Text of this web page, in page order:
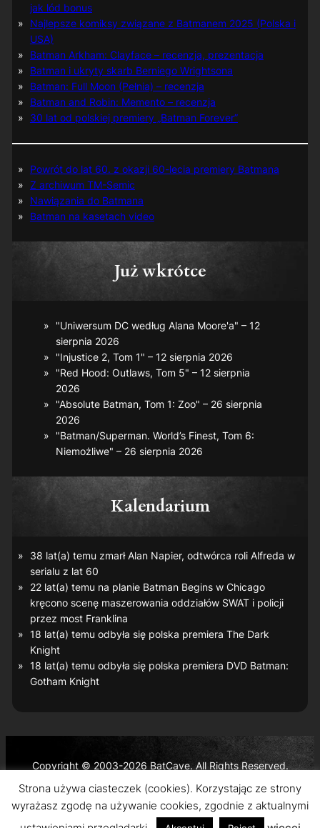
jak lód bonus
Najlepsze komiksy związane z Batmanem 2025 (Polska i
USA)
Batman Arkham: Clayface – recenzja, prezentacja
Batman i ukryty skarb Berniego Wrightsona
Batman: Full Moon (Pełnia) – recenzja
Batman and Robin: Memento – recenzja
30 lat od polskiej premiery „Batman Forever”
Powrót do lat 60. z okazji 60-lecia premiery Batmana
Z archiwum TM-Semic
Nawiązania do Batmana
Batman na kasetach video
Już wkrótce
"Uniwersum DC według Alana Moore'a" – 12
sierpnia 2026
"Injustice 2, Tom 1" – 12 sierpnia 2026
"Red Hood: Outlaws, Tom 5" – 12 sierpnia
2026
"Absolute Batman, Tom 1: Zoo" – 26 sierpnia
2026
"Batman/Superman. World’s Finest, Tom 6:
Niemożliwe" – 26 sierpnia 2026
Kalendarium
38 lat(a) temu zmarł Alan Napier, odtwórca roli Alfreda w
serialu z lat 60
22 lat(a) temu na planie Batman Beginsw Chicago
kręcono scenę maszerowania oddziałów SWAT i policji
przez most Franklina
18 lat(a) temu odbyła się polska premiera The Dark
Knight
18 lat(a) temu odbyła się polska premiera DVD Batman:
Gotham Knight
Copyright © 2003-2026 BatCave. All Rights Reserved.
Batman and all related characters and elements are the
trademarks of © DC Comics and Warner Bros. Entertainment
Inc.
Strona używa ciasteczek (cookies). Korzystając ze strony
wyrażasz zgodę na używanie cookies, zgodnie z aktualnymi